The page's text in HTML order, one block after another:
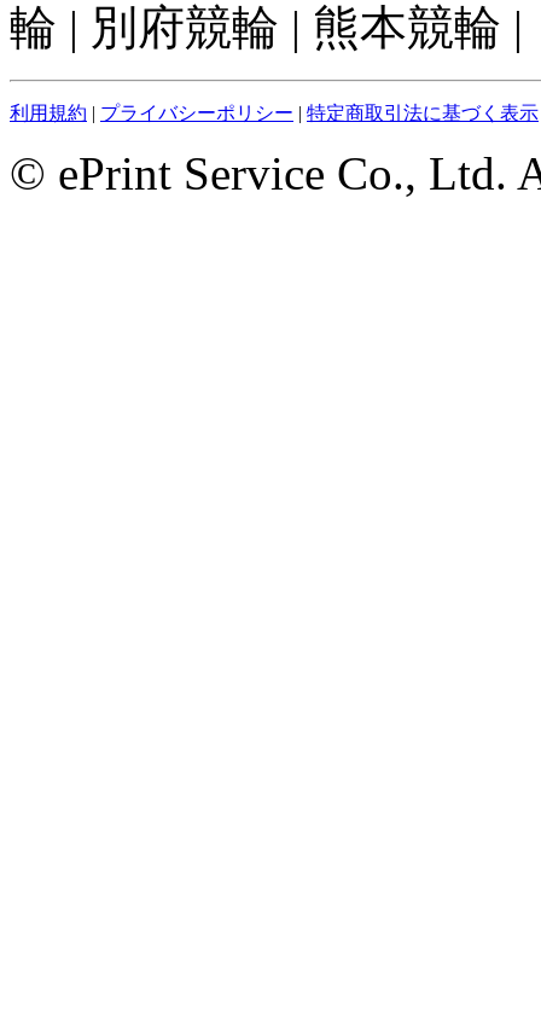
輪 | 別府競輪 | 熊本競輪 |
利用規約 | プライバシーポリシー | 特定商取引法に基づく表示
© ePrint Service Co., Ltd.